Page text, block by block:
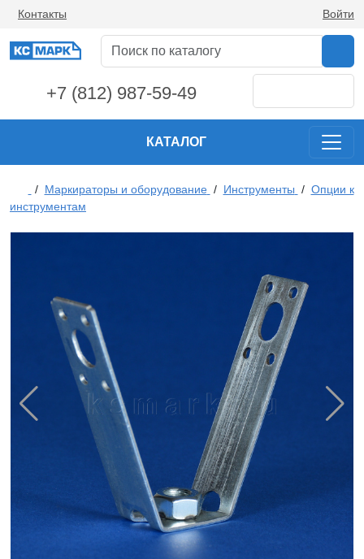
Контакты Войти
+7 (812) 987-59-49
КАТАЛОГ
/ Маркираторы и оборудование / Инструменты / Опции к
инструментам